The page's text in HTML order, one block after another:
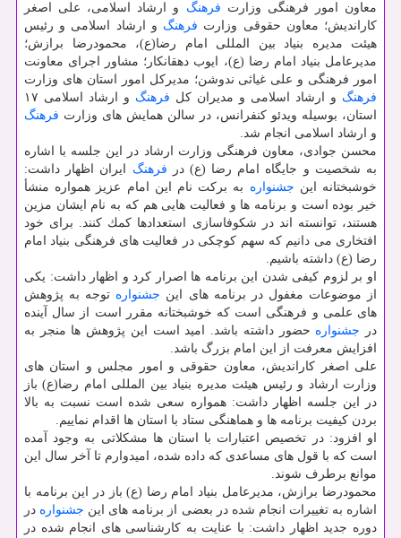
معاون امور فرهنگی وزارت فرهنگ و ارشاد اسلامی، علی اصغر
كاراندیش؛ معاون حقوقی وزارت فرهنگ و ارشاد اسلامی و رئیس
هیئت مدیره بنیاد بین المللی امام رضا(ع)، محمودرضا برازش؛
مدیرعامل بنیاد امام رضا (ع)، ایوب دهقانكار؛ مشاور اجرای معاونت
امور فرهنگی و علی غیاثی ندوشن؛ مدیركل امور استان های وزارت
فرهنگ و ارشاد اسلامی و مدیران كل فرهنگ
و ارشاد اسلامی ۱۷
استان، بوسیله ویدئو كنفرانس، در سالن همایش های وزارت فرهنگ
و ارشاد اسلامی انجام شد.
محسن جوادی، معاون فرهنگی وزارت ارشاد در این جلسه با اشاره
به شخصیت و جایگاه امام رضا (ع) در فرهنگ ایران اظهار داشت:
خوشبختانه این جشنواره به بركت نام این امام عزیز همواره منشأ
خیر بوده است و برنامه ها و فعالیت هایی هم كه به نام ایشان مزین
هستند، توانسته اند در شكوفاسازی استعدادها كمك كنند. برای خود
افتخاری می دانیم كه سهم كوچكی در فعالیت های فرهنگی بنیاد امام
رضا (ع) داشته باشیم.
او بر لزوم كیفی شدن این برنامه ها اصرار كرد و اظهار داشت: یكی
از موضوعات مغفول در برنامه های این جشنواره توجه به پژوهش
های علمی و فرهنگی است كه خوشبختانه مقرر است از سال آینده
در جشنواره حضور داشته باشد. امید است این پژوهش ها منجر به
افزایش معرفت از این امام بزرگ باشد.
علی اصغر كاراندیش، معاون حقوقی و امور مجلس و استان های
وزارت ارشاد و رئیس هیئت مدیره بنیاد بین المللی امام رضا(ع) باز
در این جلسه اظهار داشت: همواره سعی شده است نسبت به بالا
بردن كیفیت برنامه ها و هماهنگی ستاد با استان ها اقدام نماییم.
او افزود: در تخصیص اعتبارات با استان ها مشكلاتی به وجود آمده
است كه با قول های مساعدی كه داده شده، امیدوارم تا آخر سال این
موانع برطرف شوند.
محمودرضا برازش، مدیرعامل بنیاد امام رضا (ع) باز در این برنامه با
اشاره به تغییرات انجام شده در بعضی از برنامه های این جشنواره در
دوره جدید اظهار داشت: با عنایت به كارشناسی های انجام شده در